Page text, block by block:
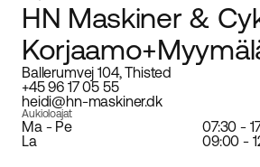
HN Maskiner &
Ballerumvej 104, Thisted
+45 96 17 05 55
heidi@hn-maskiner.dk
Aukioloajat
Ma - Pe
07:30 -
La
09:00 -